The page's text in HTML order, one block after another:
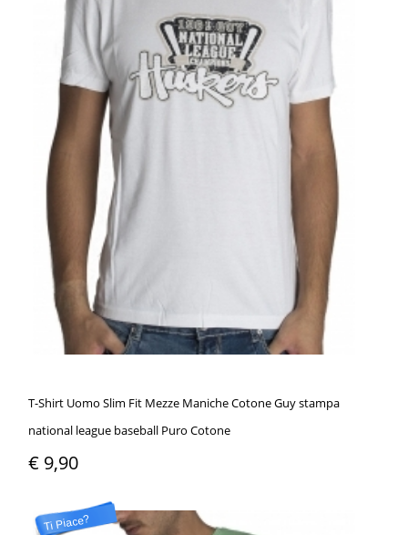
T-Shirt Uomo Slim Fit Mezze Maniche Cotone Guy stampa
national league baseball Puro Cotone
€ 9,90
Ti Piace?